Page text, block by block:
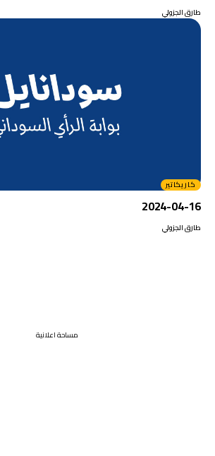
طارق الجزولي
كاريكاتير
2024-04-16
طارق الجزولي
مساحة اعلانية